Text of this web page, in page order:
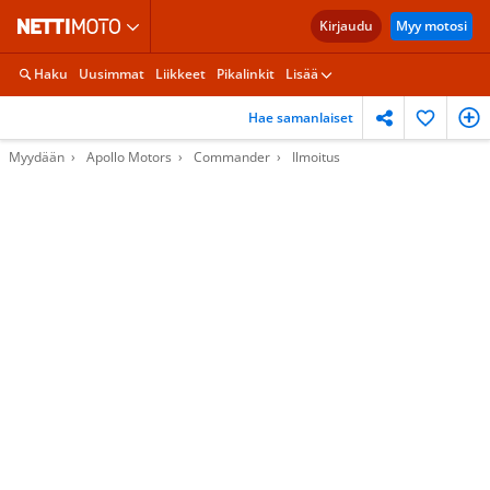
Kirjaudu Myy motosi
Haku Uusimmat Liikkeet Pikalinkit Lisää
Hae samanlaiset
Myydään Apollo Motors Commander Ilmoitus